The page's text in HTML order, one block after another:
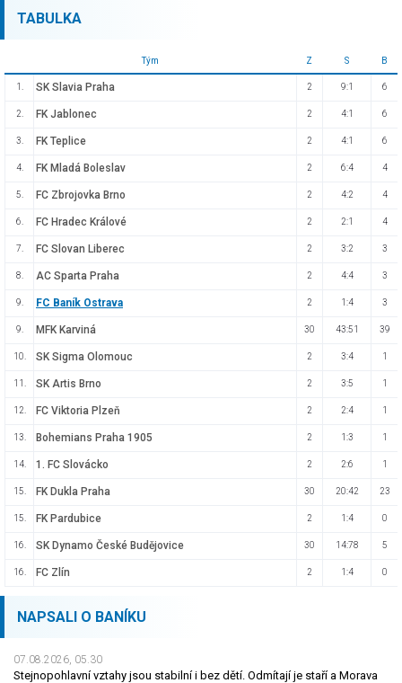
TABULKA
Tým Z S B
1. SK Slavia Praha 2 9:1 6
2. FK Jablonec 2 4:1 6
3. FK Teplice 2 4:1 6
4. FK Mladá Boleslav 2 6:4 4
5. FC Zbrojovka Brno 2 4:2 4
6. FC Hradec Králové 2 2:1 4
7. FC Slovan Liberec 2 3:2 3
8. AC Sparta Praha 2 4:4 3
9. FC Baník Ostrava 2 1:4 3
9. MFK Karviná 30 43:51 39
10. SK Sigma Olomouc 2 3:4 1
11. SK Artis Brno 2 3:5 1
12. FC Viktoria Plzeň 2 2:4 1
13. Bohemians Praha 1905 2 1:3 1
14. 1. FC Slovácko 2 2:6 1
15. FK Dukla Praha 30 20:42 23
15. FK Pardubice 2 1:4 0
16. SK Dynamo České Budějovice 30 14:78 5
16. FC Zlín 2 1:4 0
NAPSALI O BANÍKU
07.08.2026, 05.30
Stejnopohlavní vztahy jsou stabilní i bez dětí. Odmítají je staří a Morava